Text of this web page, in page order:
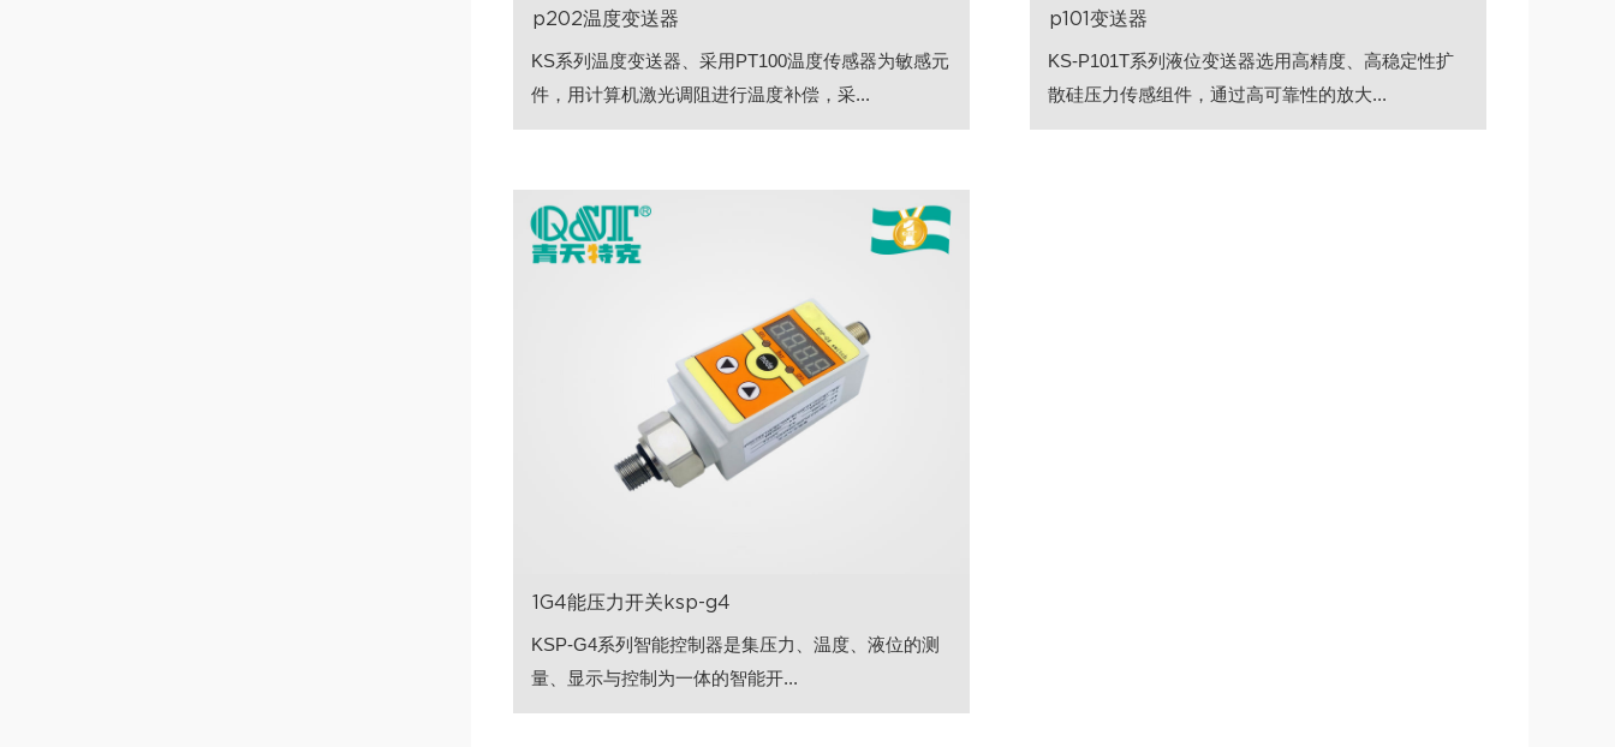
p202温度变送器
KS系列温度变送器、采用PT100温度传感器为敏感元
件，用计算机激光调阻进行温度补偿，采...
p101变送器
KS-P101T系列液位变送器选用高精度、高稳定性扩
散硅压力传感组件，通过高可靠性的放大...
1G4能压力开关ksp-g4
KSP-G4系列智能控制器是集压力、温度、液位的测
量、显示与控制为一体的智能开...